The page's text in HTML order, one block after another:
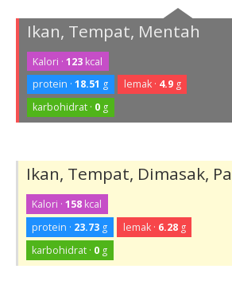
Ikan, Tempat, Mentah
Kalori ·123 kcal
protein ·18.51 g lemak · 4.9g
karbohidrat · 0 g
Ikan, Tempat, Dimasak,
Kalori ·158 kcal
protein · 23.73 g lemak · 6.28g
karbohidrat · 0 g